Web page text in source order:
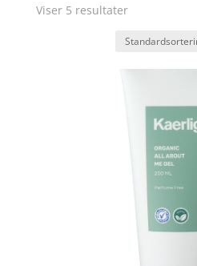
Viser 5 resultater